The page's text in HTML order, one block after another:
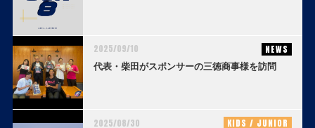
2025/09/10 NEWS
代表・柴田がスポンサーの三徳商事様を訪問
2025/08/30 KIDS / JUNIOR